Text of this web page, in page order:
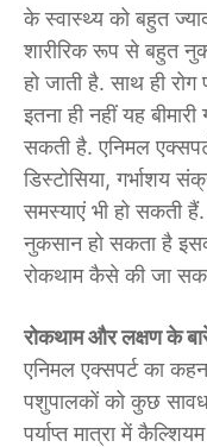
के स्वास्थ्य को बहुत
शारीरिक रूप से बहुत
हो जाती है. साथ ही रोग
इतना ही नहीं यह
सकती है. एनिमल
डिस्टोसिया, गर्भाशय
समस्याएं भी हो सकती
नुकसान हो सकता है
रोकथाम कैसे की जा
रोकथाम और लक्षण के
एनिमल एक्सपर्ट का
पशुपालकों को कुछ
पर्याप्त मात्रा में